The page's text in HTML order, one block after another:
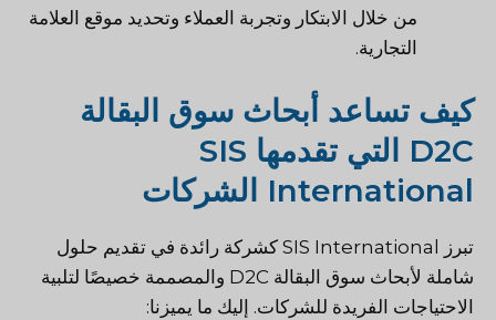
من خلال الابتكار وتجربة العملاء وتحديد موقع العلامة
التجارية.
كيف تساعد أبحاث سوق البقالة
D2C التي تقدمها SIS
International الشركات
تبرز SIS International كشركة رائدة في تقديم حلول
شاملة لأبحاث سوق البقالة D2C والمصممة خصيصًا لتلبية
الاحتياجات الفريدة للشركات. إليك ما يميزنا: